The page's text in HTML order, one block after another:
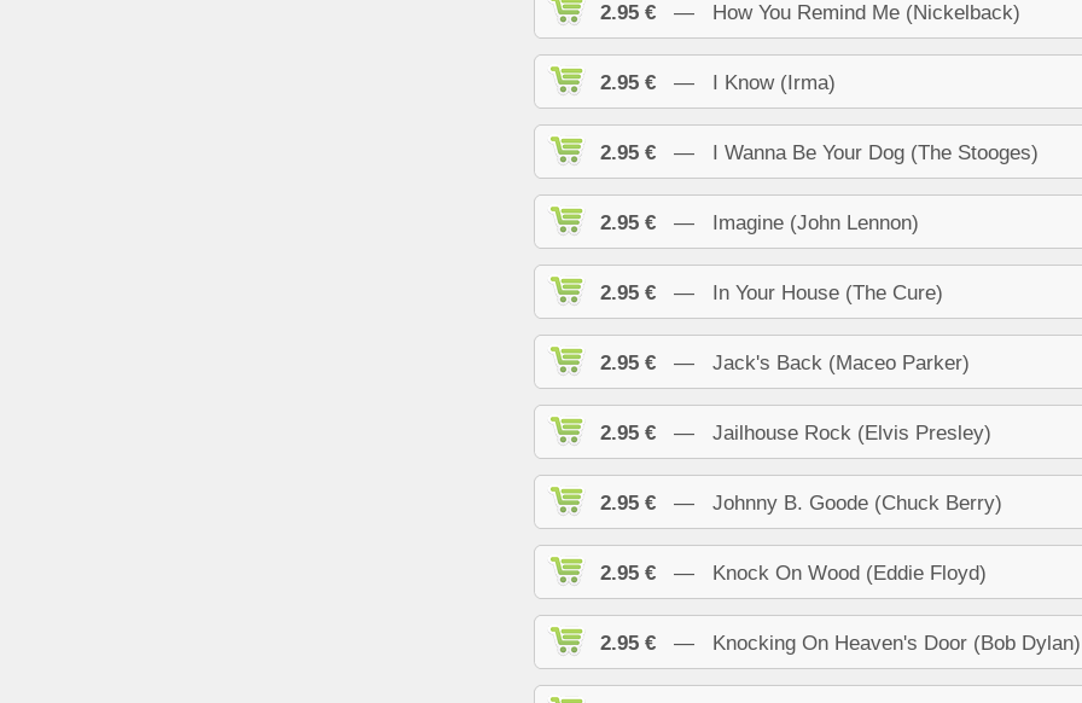
2.95 € — How You Remind Me (Nickelback)
2.95 € — I Know (Irma)
2.95 € — I Wanna Be Your Dog (The Stooges)
2.95 € — Imagine (John Lennon)
2.95 € — In Your House (The Cure)
2.95 € — Jack's Back (Maceo Parker)
2.95 € — Jailhouse Rock (Elvis Presley)
2.95 € — Johnny B. Goode (Chuck Berry)
2.95 € — Knock On Wood (Eddie Floyd)
2.95 € — Knocking On Heaven's Door (Bob Dylan)